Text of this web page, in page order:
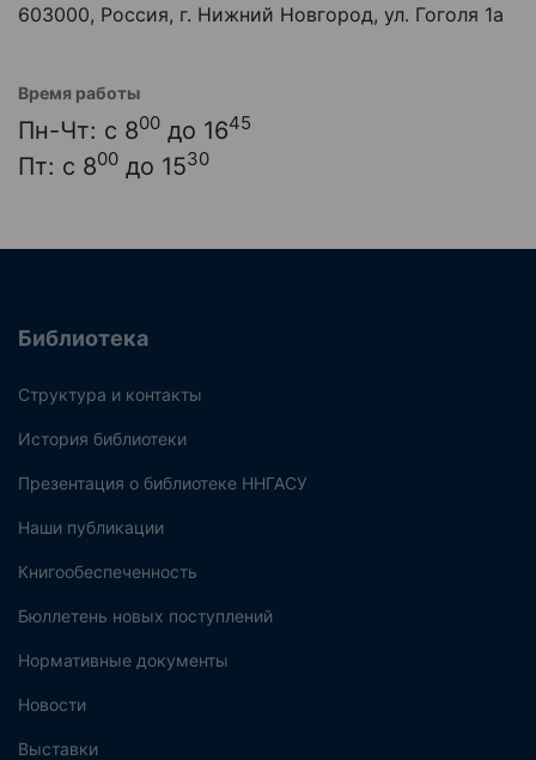
603000, Россия, г. Нижний Новгород, ул. Гоголя 1а
Время работы
Пн-Чт: с 800 до 1645
Пт: с 800 до 1530
Библиотека
Структура и контакты
История библиотеки
Презентация о библиотеке ННГАСУ
Наши публикации
Книгообеспеченность
Бюллетень новых поступлений
Нормативные документы
Новости
Выставки